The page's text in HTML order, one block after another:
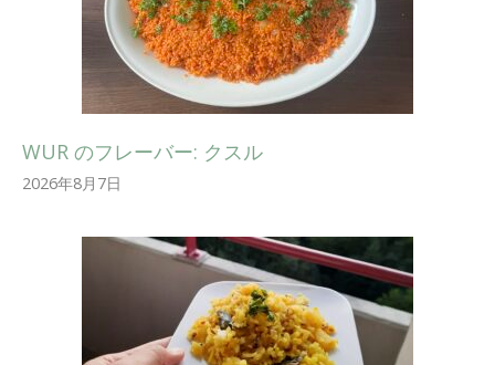
WUR のフレーバー: クスル
2026年8月7日